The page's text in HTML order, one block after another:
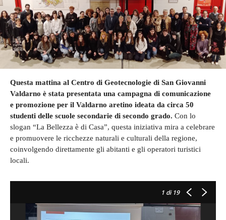
Questa mattina al Centro di Geotecnologie di San Giovanni
Valdarno è stata presentata una campagna di comunicazione
e promozione per il Valdarno aretino ideata da circa 50
studenti delle scuole secondarie di secondo grado. Con lo
slogan “La Bellezza è di Casa”, questa iniziativa mira a celebrare
e promuovere le ricchezze naturali e culturali della regione,
coinvolgendo direttamente gli abitanti e gli operatori turistici
locali.
1 di 19